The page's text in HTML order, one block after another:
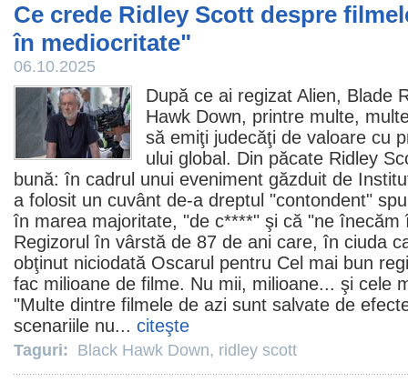
Ce crede Ridley Scott despre
în mediocritate"
06.10.2025
După ce ai regizat Alien, Blade
Hawk Down, printre multe,
să emiţi judecăţi de valoare cu
ului global. Din păcate Ridley
bună: în cadrul unui eveniment găzduit de
a folosit un cuvânt de-a dreptul "contondent"
în marea majoritate, "de c****" şi că "ne înecăm
Regizorul în vârstă de 87 de ani care, în ciuda
obţinut niciodată Oscarul pentru Cel mai bun
fac milioane de filme. Nu mii, milioane... şi cele
"Multe dintre filmele de azi sunt salvate de
scenariile nu... citeşte
Taguri: Black Hawk Down, ridley scott